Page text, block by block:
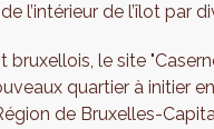
l’intérieur de l’îlot par
le site
quartier à initier
de Bruxelles-